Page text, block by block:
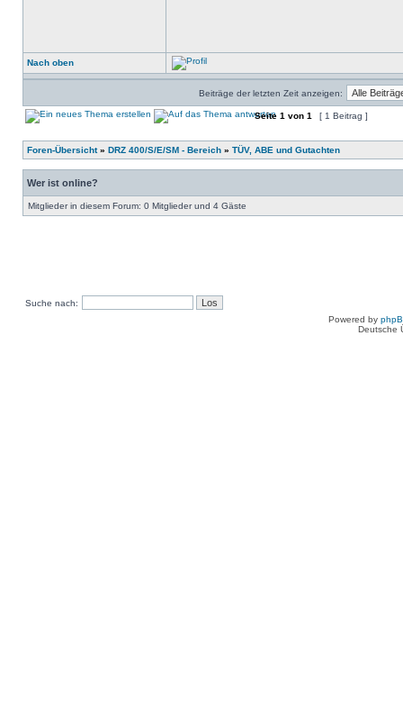
Nach oben
Beiträge der letzten Zeit anzeigen:
Seite 1 von 1 [ 1 Beitrag ]
Foren-Übersicht» DRZ 400/S/E/SM - Bereich » TÜV, ABE und Gutachten
Wer ist online?
Mitglieder in diesem Forum: 0 Mitglieder und 4 Gäste
Suche nach:
Powered by
Deutsche